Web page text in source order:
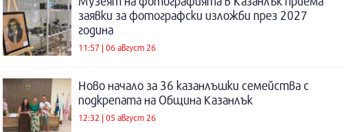
заявки за фотографски изложби през 2027
година
11:57 | 06 август 26
Ново начало за 36 казанлъшки семейства с
подкрепата на Община Казанлък
12:32 | 05 август 26